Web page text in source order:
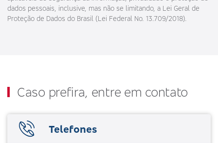
dados pessoais, inclusive, mas não se limitando, a Lei Geral de
Proteção de Dados do Brasil (Lei Federal No. 13.709/2018).
Caso prefira, entre em contato
Telefones